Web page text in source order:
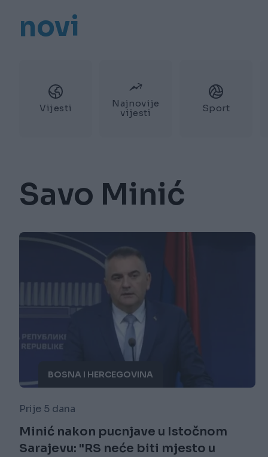
novi
Vijesti
Najnovije
vijesti
Sport
Savo Minić
BOSNA I HERCEGOVINA
Prije 5 dana
Minić nakon pucnjave u Istočnom
Sarajevu: "RS neće biti mjesto u